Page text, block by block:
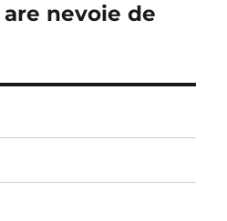
nevoie de